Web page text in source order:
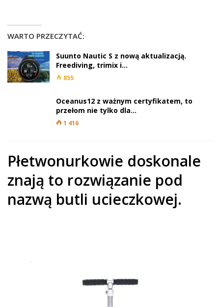
WARTO PRZECZYTAĆ:
Suunto Nautic S z nową aktualizacją.
Freediving, trimix i…
855
Oceanus12 z ważnym certyfikatem, to
przełom nie tylko dla…
1 416
Płetwonurkowie doskonale
znają to rozwiązanie pod
nazwą butli ucieczkowej.